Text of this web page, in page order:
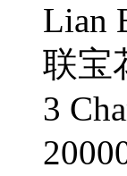
Lian
联宝
3